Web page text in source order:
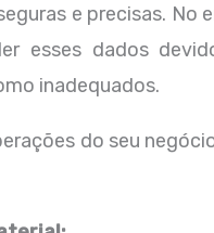
e precisas. No
esses dados
inadequados.
do seu